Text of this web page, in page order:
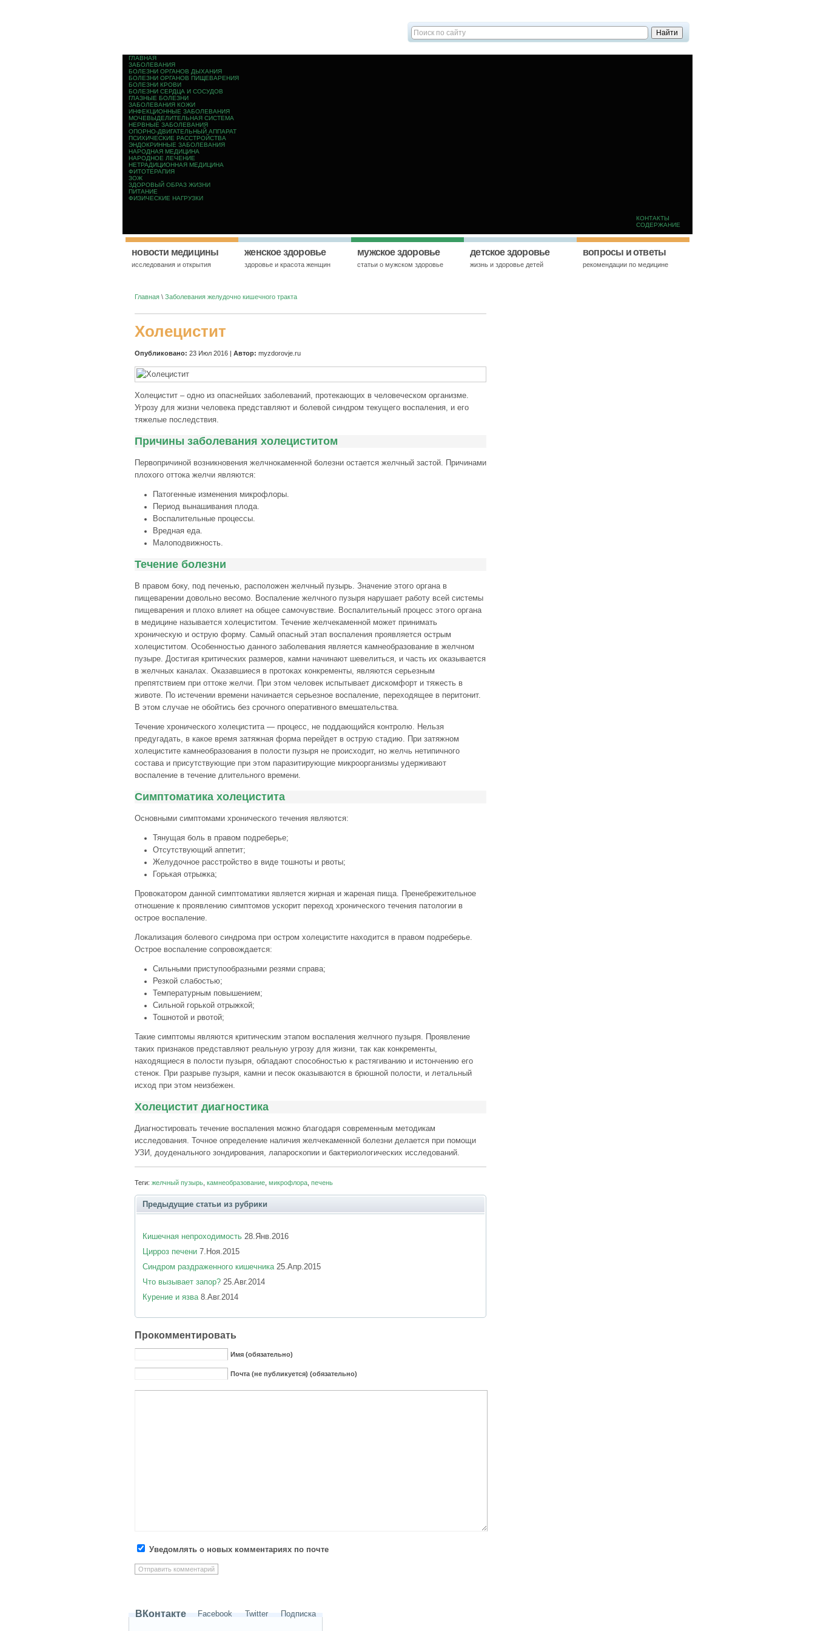
ГЛАВНАЯ
ЗАБОЛЕВАНИЯ
БОЛЕЗНИ ОРГАНОВ ДЫХАНИЯ
БОЛЕЗНИ ОРГАНОВ ПИЩЕВАРЕНИЯ
БОЛЕЗНИ КРОВИ
БОЛЕЗНИ СЕРДЦА И СОСУДОВ
ГЛАЗНЫЕ БОЛЕЗНИ
ЗАБОЛЕВАНИЯ КОЖИ
ИНФЕКЦИОННЫЕ ЗАБОЛЕВАНИЯ
МОЧЕВЫДЕЛИТЕЛЬНАЯ СИСТЕМА
НЕРВНЫЕ ЗАБОЛЕВАНИЯ
ОПОРНО-ДВИГАТЕЛЬНЫЙ АППАРАТ
ПСИХИЧЕСКИЕ РАССТРОЙСТВА
ЭНДОКРИННЫЕ ЗАБОЛЕВАНИЯ
НАРОДНАЯ МЕДИЦИНА
НАРОДНОЕ ЛЕЧЕНИЕ
НЕТРАДИЦИОННАЯ МЕДИЦИНА
ФИТОТЕРАПИЯ
ЗОЖ
ЗДОРОВЫЙ ОБРАЗ ЖИЗНИ
ПИТАНИЕ
ФИЗИЧЕСКИЕ НАГРУЗКИ
КОНТАКТЫ
СОДЕРЖАНИЕ
новости медицины
исследования и открытия
женское здоровье
здоровье и красота женщин
мужское здоровье
статьи о мужском здоровье
детское здоровье
жизнь и здоровье детей
вопросы и ответы
рекомендации по медицине
Главная \ Заболевания желудочно кишечного тракта
Холецистит
Опубликовано: 23 Июл 2016 | Автор: myzdorovje.ru
Холецистит – одно из опаснейших заболеваний, протекающих в человеческом организме.
Угрозу для жизни человека представляют и болевой синдром текущего воспаления, и его
тяжелые последствия.
Причины заболевания холециститом
Первопричиной возникновения желчнокаменной болезни остается желчный застой. Причинами
плохого оттока желчи являются:
Патогенные изменения микрофлоры.
Период вынашивания плода.
Воспалительные процессы.
Вредная еда.
Малоподвижность.
Течение болезни
В правом боку, под печенью, расположен желчный пузырь. Значение этого органа в
пищеварении довольно весомо. Воспаление желчного пузыря нарушает работу всей системы
пищеварения и плохо влияет на общее самочувствие. Воспалительный процесс этого органа
в медицине называется холециститом. Течение желчекаменной может принимать
хроническую и острую форму. Самый опасный этап воспаления проявляется острым
холециститом. Особенностью данного заболевания является камнеобразование в желчном
пузыре. Достигая критических размеров, камни начинают шевелиться, и часть их оказывается
в желчных каналах. Оказавшиеся в протоках конкременты, являются серьезным
препятствием при оттоке желчи. При этом человек испытывает дискомфорт и тяжесть в
животе. По истечении времени начинается серьезное воспаление, переходящее в перитонит.
В этом случае не обойтись без срочного оперативного вмешательства.
Течение хронического холецистита — процесс, не поддающийся контролю. Нельзя
предугадать, в какое время затяжная форма перейдет в острую стадию. При затяжном
холецистите камнеобразования в полости пузыря не происходит, но желчь нетипичного
состава и присутствующие при этом паразитирующие микроорганизмы удерживают
воспаление в течение длительного времени.
Симптоматика холецистита
Основными симптомами хронического течения являются:
Тянущая боль в правом подреберье;
Отсутствующий аппетит;
Желудочное расстройство в виде тошноты и рвоты;
Горькая отрыжка;
Провокатором данной симптоматики является жирная и жареная пища. Пренебрежительное
отношение к проявлению симптомов ускорит переход хронического течения патологии в
острое воспаление.
Локализация болевого синдрома при остром холецистите находится в правом подреберье.
Острое воспаление сопровождается:
Сильными приступообразными резями справа;
Резкой слабостью;
Температурным повышением;
Сильной горькой отрыжкой;
Тошнотой и рвотой;
Такие симптомы являются критическим этапом воспаления желчного пузыря. Проявление
таких признаков представляют реальную угрозу для жизни, так как конкременты,
находящиеся в полости пузыря, обладают способностью к растягиванию и истончению его
стенок. При разрыве пузыря, камни и песок оказываются в брюшной полости, и летальный
исход при этом неизбежен.
Холецистит диагностика
Диагностировать течение воспаления можно благодаря современным методикам
исследования. Точное определение наличия желчекаменной болезни делается при помощи
УЗИ, доуденального зондирования, лапароскопии и бактериологических исследований.
Теги: желчный пузырь камнеобразование микрофлора печень
Предыдущие статьи из рубрики
Кишечная непроходимость 28.Янв.2016
Цирроз печени 7.Ноя.2015
Синдром раздраженного кишечника 25.Апр.2015
Что вызывает запор? 25.Авг.2014
Курение и язва 8.Авг.2014
Прокомментировать
Имя (обязательно)
Почта (не публикуется) (обязательно)
Уведомлять о новых комментариях по почте
ВКонтакте Facebook Twitter Подписка